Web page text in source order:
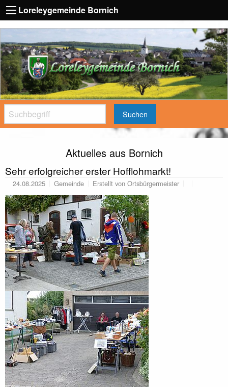
Loreleygemeinde Bornich
Suchen
Aktuelles aus Bornich
Sehr erfolgreicher erster Hofflohmarkt!
24.08.2025 Gemeinde Erstellt von Ortsbürgermeister